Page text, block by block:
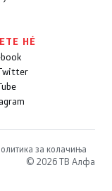
НÉ
за колачиња
© 2026 ТВ Алфа